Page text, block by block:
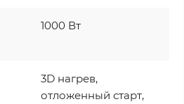
1000 Вт
3D нагрев,
отложенный старт,